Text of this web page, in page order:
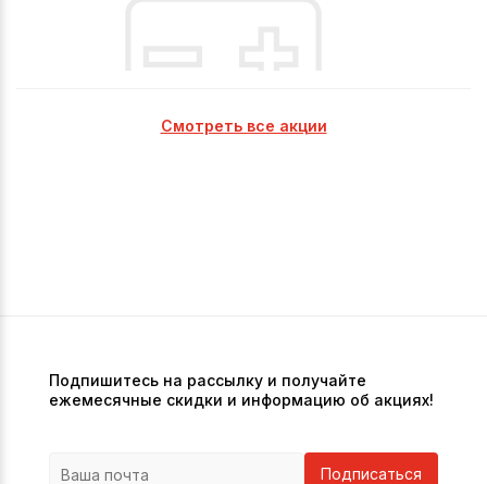
Смотреть все акции
Подпишитесь на рассылку и получайте
ежемесячные скидки и информацию об акциях!
Подписаться